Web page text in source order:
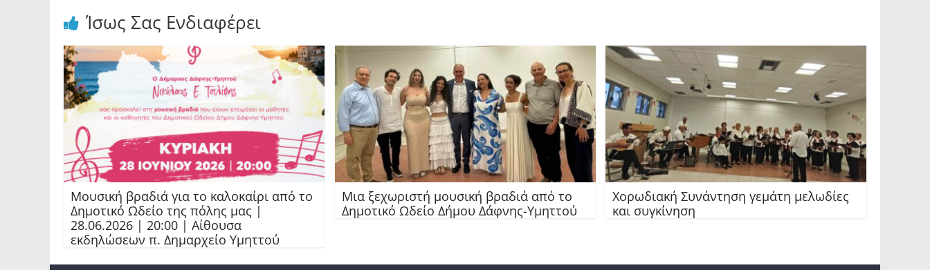
Ίσως Σας Ενδιαφέρει
Μουσική βραδιά για το καλοκαίρι από το
Δημοτικό Ωδείο της πόλης μας |
28.06.2026 | 20:00 | Αίθουσα
εκδηλώσεων π. Δημαρχείο Υμηττού
Μια ξεχωριστή μουσική βραδιά από το
Δημοτικό Ωδείο Δήμου Δάφνης-Υμηττού
Χορωδιακή Συνάντηση γεμάτη μελωδίες
και συγκίνηση